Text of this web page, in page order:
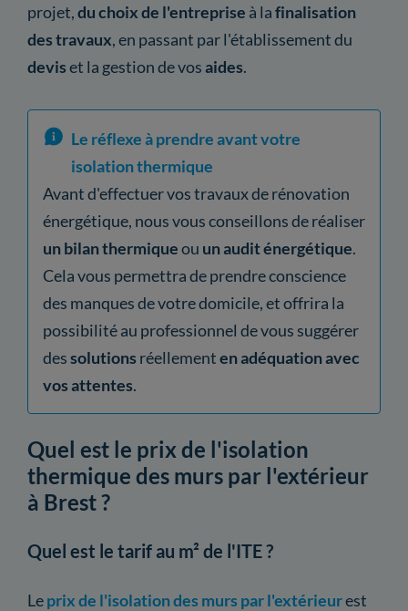
projet,du choix de l'entreprise à lafinalisation
des travaux, en passant par l'établissement du
deviset la gestion de vosaides.
Le réflexe à prendre avant votre
isolation thermique
Avant d'effectuer vos travaux de rénovation
énergétique, nous vous conseillons de réaliser
un bilan thermiqueou un audit énergétique.
Cela vous permettra de prendre conscience
des manques de votre domicile, et offrira la
possibilité au professionnel de vous suggérer
dessolutions réellementen adéquation avec
vos attentes.
Quel est le prix de l'isolation
thermique des murs par l'extérieur
à Brest ?
Quel est le tarif au m² de l'ITE ?
Leprix de l'isolation des murs par l'extérieurest